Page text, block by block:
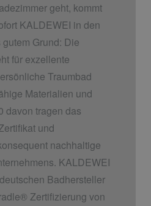
geht, kommt
KALDEWEI in den
Grund: Die
für exzellente
Traumbad
Materialien und
davon tragen das
und
nachhaltige
KALDEWEI
Badhersteller
® Zertifizierung von